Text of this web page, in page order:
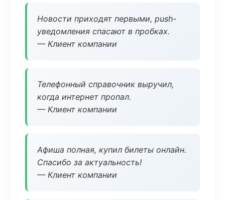
Новости приходят первыми, push-
уведомления спасают в пробках.
— Клиент компании
Телефонный справочник выручил,
когда интернет пропал.
— Клиент компании
Афиша полная, купил билеты онлайн.
Спасибо за актуальность!
— Клиент компании